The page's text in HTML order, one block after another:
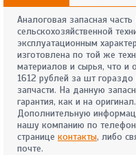
Аналоговая запасная
сельскохозяйственной
эксплуатационным
изготовлена по той же
материалов и сырья, что и
1612 рублей за шт
запчасти. На данную
гарантия, как и на оригинал.
Дополнительную
нашу компанию по
странице контакты, либо
почте.